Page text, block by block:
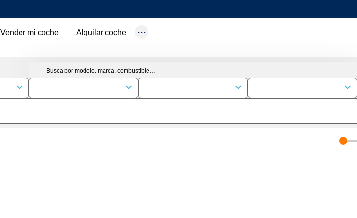
Vender mi coche Alquilar coche